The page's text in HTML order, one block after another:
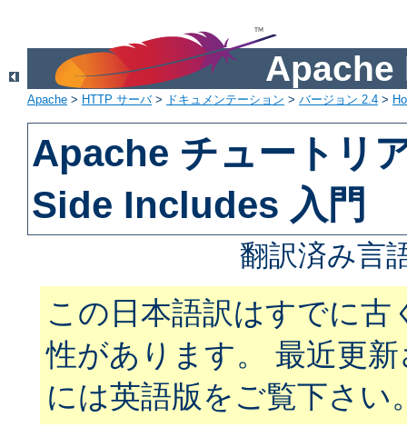
Apache
Apache > HTTP サーバ> ドキュメンテーション > バージョン 2.4 >
Apache チュートリ
Side Includes 入門
翻訳済み言
この日本語訳はすでに古
性があります。 最近更
には英語版をご覧下さい